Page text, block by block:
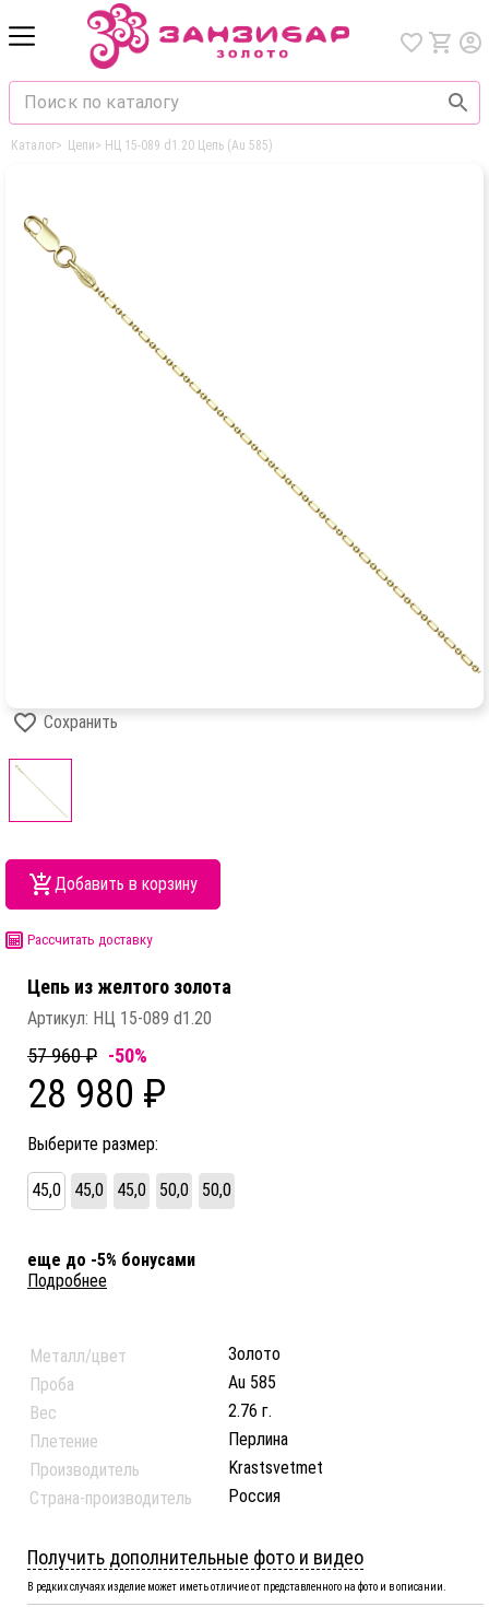
Каталог> Цепи> НЦ 15-089 d1.20 Цепь (Au 585)
Сохранить
Добавить в корзину
Рассчитать доставку
Цепь из желтого золота
Артикул: НЦ 15-089 d1.20
57 960 ₽ -50%
28 980 ₽
Выберите размер:
45,0 45,0 45,0 50,0 50,0
еще до -5% бонусами
Подробнее
Металл/цвет
Золото
Проба
Au 585
Вес
2.76 г.
Плетение
Перлина
Производитель
Krastsvetmet
Страна-производитель
Россия
Получить дополнительные фото и видео
В редких случаях изделие может иметь отличие от представленного на фото и в описании.